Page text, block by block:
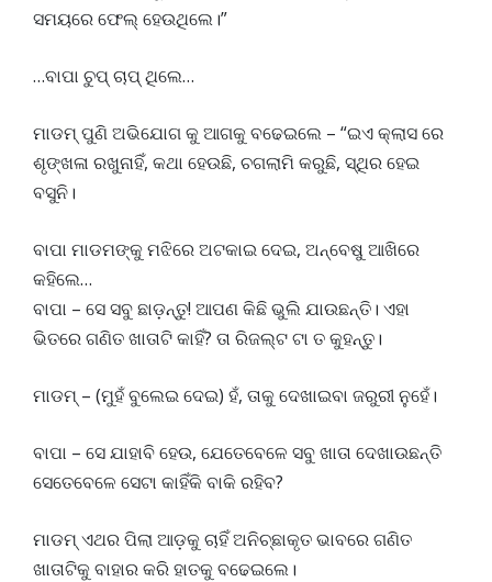
ସମୟରେ ଫେଲ୍ ହେଉଥିଲେ।”
…ବାପା ଚୁପ୍ ଚାପ୍ ଥିଲେ…
ମାଡମ୍ ପୁଣି ଅଭିଯୋଗ କୁ ଆଗକୁ ବଢେଇଲେ – “ଇଏ କ୍ଲାସ ରେ
ଶୃଙ୍ଖଳା ରଖୁନାହିଁ, କଥା ହେଉଛି, ଚଗଲାମି କରୁଛି, ସ୍ଥିର ହେଇ
ବସୁନି।
ବାପା ମାଡମଙ୍କୁ ମଝିରେ ଅଟକାଇ ଦେଇ, ଅନ୍ବେଷୁ ଆଖିରେ
କହିଲେ…
ବାପା – ସେ ସବୁ ଛାଡ଼ନ୍ତୁ! ଆପଣ କିଛି ଭୁଲି ଯାଉଛନ୍ତି। ଏହା
ଭିତରେ ଗଣିତ ଖାତାଟି କାହିଁ? ତା ରିଜଲ୍ଟ ଟା ତ କୁହନ୍ତୁ।
ମାଡମ୍ – (ମୁହଁ ବୁଲେଇ ଦେଇ) ହଁ, ତାକୁ ଦେଖାଇବା ଜରୁରୀ ନୁହେଁ।
ବାପା – ସେ ଯାହାବି ହେଉ, ଯେତେବେଳେ ସବୁ ଖାତା ଦେଖାଉଛନ୍ତି
ସେତେବେଳେ ସେଟା କାହିଁକି ବାକି ରହିବ?
ମାଡମ୍ ଏଥର ପିଲା ଆଡ଼କୁ ଚାହିଁ ଅନିଚ୍ଛାକୃତ ଭାବରେ ଗଣିତ
ଖାତାଟିକୁ ବାହାର କରି ହାତକୁ ବଢେଇଲେ।